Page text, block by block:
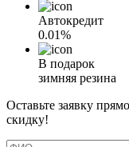
Автокредит
0.01%
В подарок
зимняя резина
Оставьте заявку
скидку!